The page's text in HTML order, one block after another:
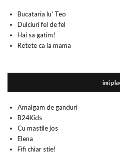
Bucataria lu' Teo
Dulciuri fel de fel
Hai sa gatim!
Retete ca la mama
imi
Amalgam de ganduri
B24Kids
Cu mastile jos
Elena
Fifi chiar stie!